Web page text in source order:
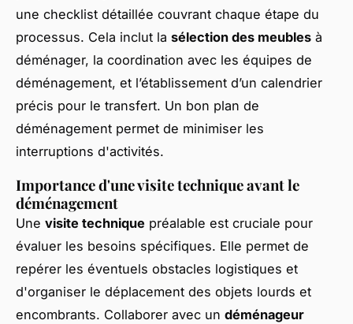
une checklist détaillée couvrant chaque étape du
processus. Cela inclut la sélection des meubles à
déménager, la coordination avec les équipes de
déménagement, et l’établissement d’un calendrier
précis pour le transfert. Un bon plan de
déménagement permet de minimiser les
interruptions d'activités.
Importance d'une visite technique avant le
déménagement
Une visite technique préalable est cruciale pour
évaluer les besoins spécifiques. Elle permet de
repérer les éventuels obstacles logistiques et
d'organiser le déplacement des objets lourds et
encombrants. Collaborer avec un déménageur